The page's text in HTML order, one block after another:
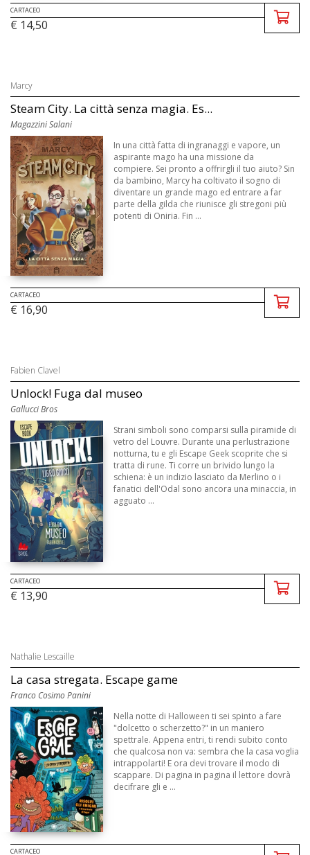
CARTACEO
€ 14,50
Marcy
Steam City. La città senza magia. Es...
Magazzini Salani
In una città fatta di ingranaggi e vapore, un
aspirante mago ha una missione da
compiere. Sei pronto a offrirgli il tuo aiuto? Sin
da bambino, Marcy ha coltivato il sogno di
diventare un grande mago ed entrare a far
parte della gilda che riunisce gli stregoni più
potenti di Oniria. Fin ...
CARTACEO
€ 16,90
Fabien Clavel
Unlock! Fuga dal museo
Gallucci Bros
Strani simboli sono comparsi sulla piramide di
vetro del Louvre. Durante una perlustrazione
notturna, tu e gli Escape Geek scoprite che si
tratta di rune. Ti corre un brivido lungo la
schiena: è un indizio lasciato da Merlino o i
fanatici dell'Odal sono ancora una minaccia, in
agguato ...
CARTACEO
€ 13,90
Nathalie Lescaille
La casa stregata. Escape game
Franco Cosimo Panini
Nella notte di Halloween ti sei spinto a fare
"dolcetto o scherzetto?" in un maniero
spettrale. Appena entri, ti rendi subito conto
che qualcosa non va: sembra che la casa voglia
intrappolarti! E ora devi trovare il modo di
scappare. Di pagina in pagina il lettore dovrà
decifrare gli e ...
CARTACEO